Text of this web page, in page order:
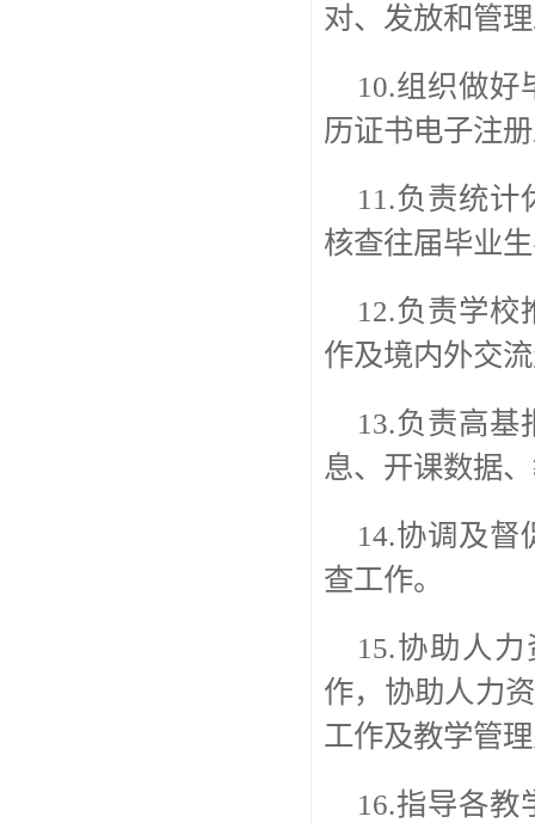
对、发放和管
10.组织做好
历证书电子注
11.负责统计
核查往届毕业
12.负责学校
作及境内外交
13.负责高基
息、开课数据
14.协调及督
查工作。
15.协助人
作，协助人力
工作及教学管
16.指导各教